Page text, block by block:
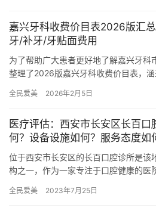
址及…
嘉兴牙科收费价目表2026版汇
牙/补牙/牙贴面费用
为了帮助广大患者更好地了解嘉兴牙科
整理了2026版嘉兴牙科收费价目表，
价格…
全民爱美 2026年2月5日
医疗评估：西安市长安区长百口
何？设备设施如何？服务态度如
位于西安市长安区的长百口腔诊所是该
构之一，作为一家专注于口腔健康的医
的口腔…
全民爱美 2023年7月25日